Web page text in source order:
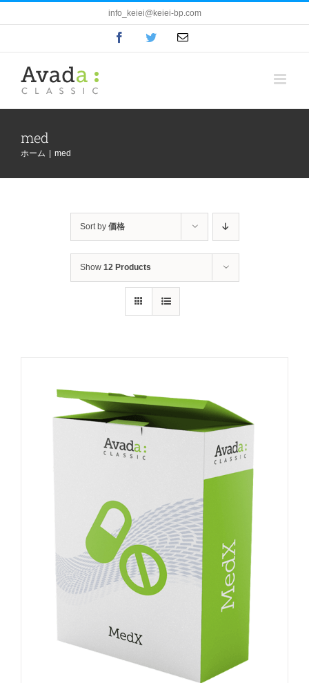
to
info_keiei@keiei-bp.com
FacebookTwitter電
med
ホーム | med
Sort by 価格
Show 12 Products